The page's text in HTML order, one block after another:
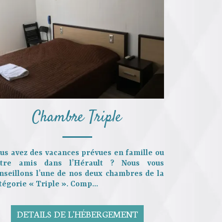
Chambre Triple
avez des vacances prévues en famille ou
amis dans l’Hérault ? Nous vous
l’une de nos deux chambres de la
« Triple ». Comp...
DETAILS DE L'HÉBERGEMENT